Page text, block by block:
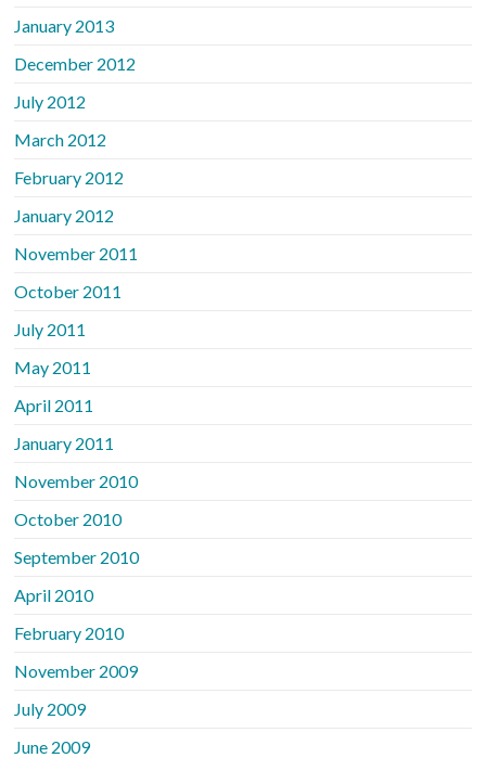
January 2013
December 2012
July 2012
March 2012
February 2012
January 2012
November 2011
October 2011
July 2011
May 2011
April 2011
January 2011
November 2010
October 2010
September 2010
April 2010
February 2010
November 2009
July 2009
June 2009